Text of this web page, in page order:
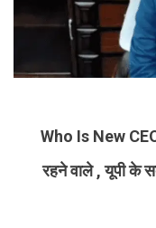
Who Is New
रहने वाले , यूपी के